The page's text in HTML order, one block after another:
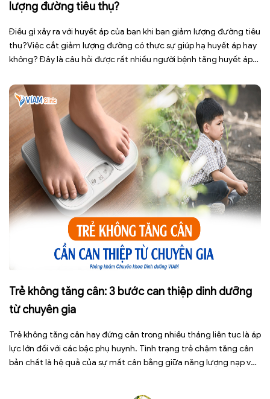
lượng đường tiêu thụ?
Điều gì xảy ra với huyết áp của bạn khi bạn giảm lượng đường tiêu
thụ?Việc cắt giảm lượng đường có thực sự giúp hạ huyết áp hay
không? Đây là câu hỏi được rất nhiều người bệnh tăng huyết áp
[…]
Trẻ không tăng cân: 3 bước can thiệp dinh dưỡng
từ chuyên gia
Trẻ không tăng cân hay đứng cân trong nhiều tháng liên tục là áp
lực lớn đối với các bậc phụ huynh. Tình trạng trẻ chậm tăng cân
bản chất là hệ quả của sự mất cân bằng giữa năng lượng nạp vào